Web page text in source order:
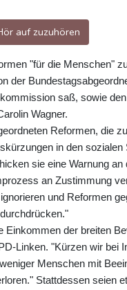
auf zuzuhören
"für die Menschen"
der
saß, sowie
Wagner.
Reformen, die
in den
sie eine Warnung
an Zustimmung
und Reformen
Einkommen der breiten
Linken. "Kürzen wir bei
Menschen mit
Stattdessen seien